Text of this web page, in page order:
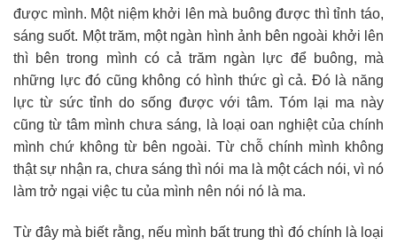
được mình. Một niệm khởi lên mà buông được thì tỉnh táo,
sáng suốt. Một trăm, một ngàn hình ảnh bên ngoài khởi lên
thì bên trong mình có cả trăm ngàn lực để buông, mà
những lực đó cũng không có hình thức gì cả. Đó là năng
lực từ sức tỉnh do sống được với tâm. Tóm lại ma này
cũng từ tâm mình chưa sáng, là loại oan nghiệt của chính
mình chứ không từ bên ngoài. Từ chỗ chính mình không
thật sự nhận ra, chưa sáng thì nói ma là một cách nói, vì nó
làm trở ngại việc tu của mình nên nói nó là ma.
Từ đây mà biết rằng, nếu mình bất trung thì đó chính là loại